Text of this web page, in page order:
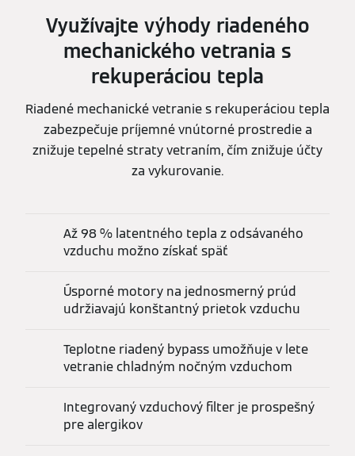
Využívajte výhody riadeného
mechanického vetrania s
rekuperáciou tepla
Riadené mechanické vetranie s rekuperáciou tepla
zabezpečuje príjemné vnútorné prostredie a
znižuje tepelné straty vetraním, čím znižuje účty
za vykurovanie.
Až 98 % latentného tepla z odsávaného
vzduchu možno získať späť
Úsporné motory na jednosmerný prúd
udržiavajú konštantný prietok vzduchu
Teplotne riadený bypass umožňuje v lete
vetranie chladným nočným vzduchom
Integrovaný vzduchový filter je prospešný
pre alergikov